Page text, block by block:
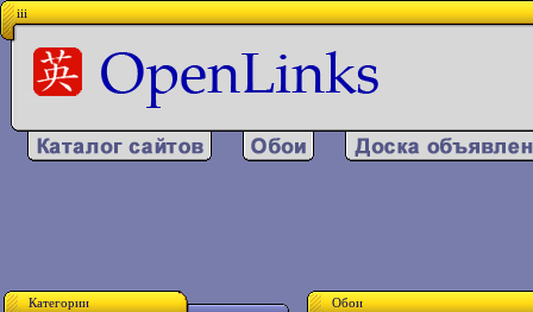
iii
Категории Обои